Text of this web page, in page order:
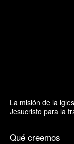
La misión de la
Jesucristo para la
Qué creemos